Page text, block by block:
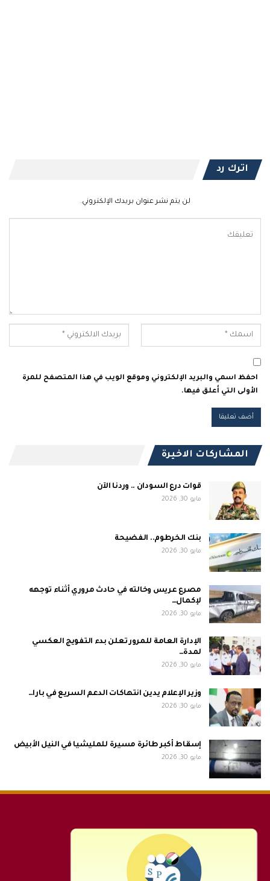
اترك رد
لن يتم نشر عنوان بريدك الإلكتروني.
احفظ اسمي والبريد الإلكتروني وموقع الويب في هذا المتصفح للمرة
الأولى التي أعلق فيها.
المشاركات الاخيرة
قوات درع السودان .. وردنا الآن
مايو 30, 2026
بنك الخرطوم.. الفضيحة
مايو 30, 2026
مصرع عريس وخالته في حادث مروري أثناء توجهه
لإكمال…
مايو 30, 2026
الإدارة العامة للمرور تعلن بدء التفويج العكسي
لمدة…
مايو 30, 2026
وزير الإعلام يدين انتهاكات الدعم السريع في بارا…
مايو 30, 2026
إسقاط أكبر طائرة مسيرة للمليشيا في النيل الأبيض
مايو 30, 2026